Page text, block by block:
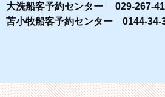
大洗船客予約センター 029-267-
苫小牧船客予約センター 0144-34-